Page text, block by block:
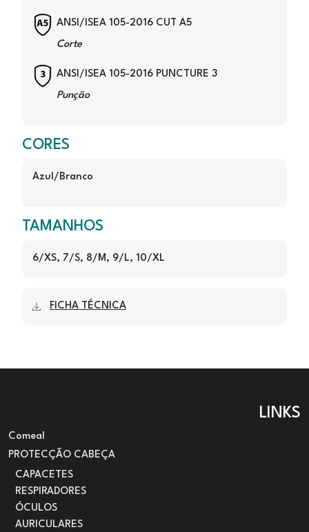
ImageANSI/ISEA 105-2016 CUT A5
Corte
ImageANSI/ISEA 105-2016 PUNCTURE 3
Punção
CORES
Azul/Branco
TAMANHOS
6/XS, 7/S, 8/M, 9/L, 10/XL
FICHA TÉCNICA
LINKS
Comeal
PROTECÇÃO CABEÇA
CAPACETES
RESPIRADORES
ÓCULOS
AURICULARES